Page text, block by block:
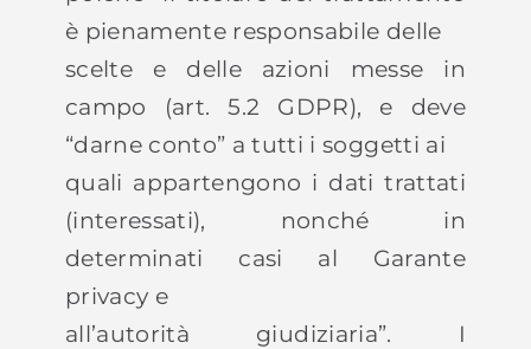
è pienamente responsabile delle
scelte e delle azioni messe in
campo (art. 5.2 GDPR), e deve
“darne conto” a tutti i soggetti ai
quali appartengono i dati trattati
(interessati), nonché in
determinati casi al Garante
privacy e
all’autorità giudiziaria”. I